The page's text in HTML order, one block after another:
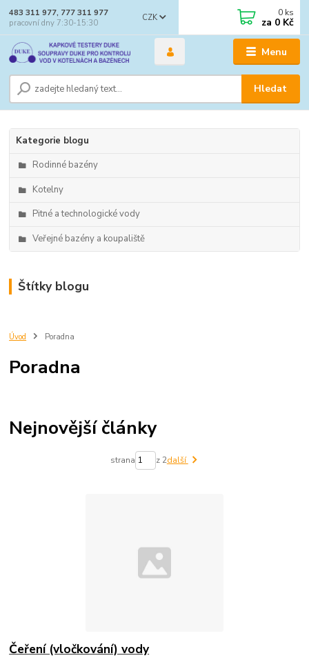
Menu
CZK
Hledat
483 311 977, 777 311 977
pracovní dny 7:30-15:30
0 ks
za 0 Kč
Kategorie blogu
Rodinné bazény
Kotelny
Pitné a technologické vody
Veřejné bazény a koupaliště
Štítky blogu
Úvod Poradna
Poradna
Nejnovější články
strana z 2další
Čeření (vločkování) vody